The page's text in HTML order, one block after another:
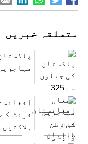
متعلقہ خبریں
فرنٹ
ہلاکتیں